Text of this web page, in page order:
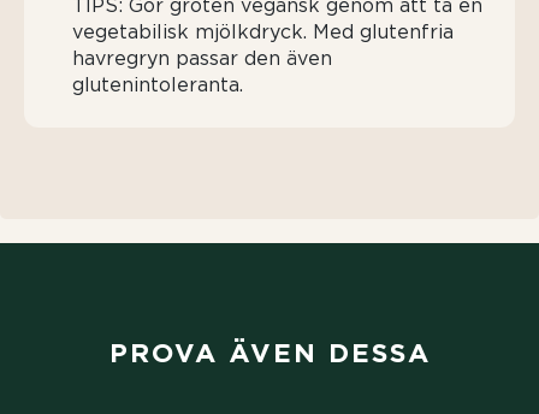
TIPS: Gör gröten vegansk genom att ta en
vegetabilisk mjölkdryck. Med glutenfria
havregryn passar den även
glutenintoleranta.
PROVA ÄVEN DESSA